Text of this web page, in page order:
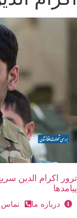
پیامدها
درباره ما تماس